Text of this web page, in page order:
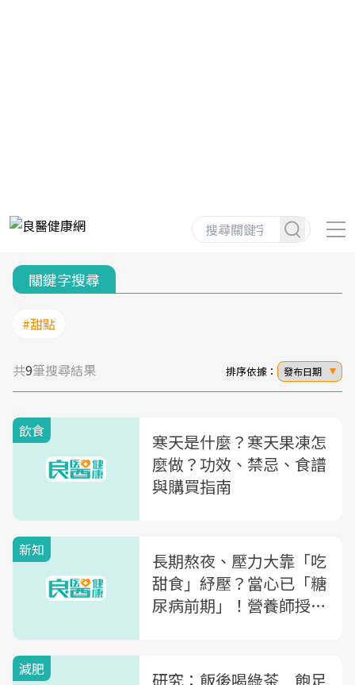
關鍵字搜尋
#甜點
共9筆搜尋結果 排序依據： 發布日期
飲食
寒天是什麼？寒天果凍怎
麼做？功效、禁忌、食譜
與購買指南
新知
長期熬夜、壓力大靠「吃
甜食」紓壓？當心已「糖
尿病前期」！營養師授3
減肥
研究：飯後喝綠茶 飽足